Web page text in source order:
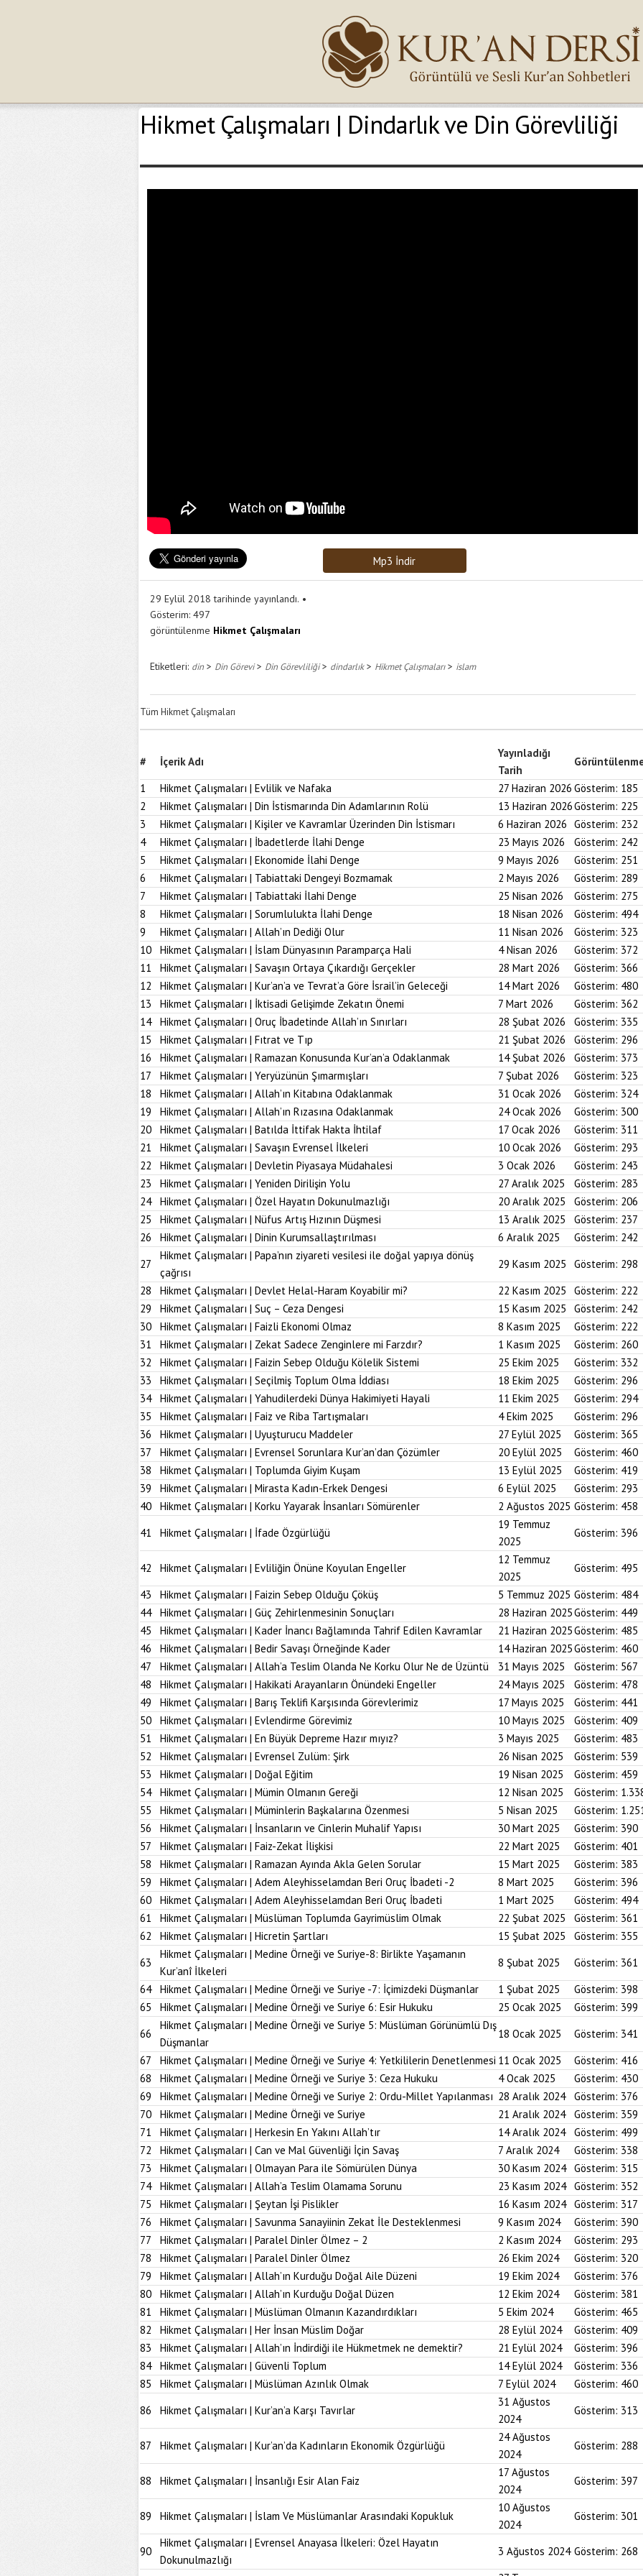
Hikmet Çalışmaları | Dindarlık ve Din Görevliliği
Mp3 İndir
29 Eylül 2018 tarihinde yayınlandı.
Gösterim: 497
görüntülenme Hikmet Çalışmaları
Etiketleri: din > Din Görevi> Din Görevliliği> dindarlık> Hikmet Çalışmaları> islam
Tüm Hikmet Çalışmaları
# İçerik Adı
Yayınladığı
Tarih
1
Hikmet Çalışmaları | Evlilik ve Nafaka 27 Haziran 2026 Gösterim: 185
2
Hikmet Çalışmaları | Din İstismarında Din Adamlarının Rolü 13 Haziran 2026Gösterim: 225
3
Hikmet Çalışmaları | Kişiler ve Kavramlar Üzerinden Din İstismarı 6 Haziran 2026 Gösterim: 232
4
Hikmet Çalışmaları | İbadetlerde İlahi Denge 23 Mayıs 2026 Gösterim: 242
5
Hikmet Çalışmaları | Ekonomide İlahi Denge 9 Mayıs 2026 Gösterim: 251
6
Hikmet Çalışmaları | Tabiattaki Dengeyi Bozmamak 2 Mayıs 2026 Gösterim: 289
7
Hikmet Çalışmaları | Tabiattaki İlahi Denge 25 Nisan 2026 Gösterim: 275
8
Hikmet Çalışmaları | Sorumlulukta İlahi Denge 18 Nisan 2026 Gösterim: 494
9
Hikmet Çalışmaları | Allah’ın Dediği Olur 11 Nisan 2026 Gösterim: 323
10
Hikmet Çalışmaları | İslam Dünyasının Paramparça Hali 4 Nisan 2026 Gösterim: 372
11
Hikmet Çalışmaları | Savaşın Ortaya Çıkardığı Gerçekler 28 Mart 2026 Gösterim: 366
12
Hikmet Çalışmaları | Kur’an’a ve Tevrat’a Göre İsrail’in Geleceği 14 Mart 2026 Gösterim: 480
13
Hikmet Çalışmaları | İktisadi Gelişimde Zekatın Önemi 7 Mart 2026 Gösterim: 362
14
Hikmet Çalışmaları | Oruç İbadetinde Allah’ın Sınırları 28 Şubat 2026 Gösterim: 335
15
Hikmet Çalışmaları | Fıtrat ve Tıp 21 Şubat 2026 Gösterim: 296
16
Hikmet Çalışmaları | Ramazan Konusunda Kur’an’a Odaklanmak 14 Şubat 2026 Gösterim: 373
17
Hikmet Çalışmaları | Yeryüzünün Şımarmışları 7 Şubat 2026 Gösterim: 323
18
Hikmet Çalışmaları | Allah’ın Kitabına Odaklanmak 31 Ocak 2026 Gösterim: 324
19
Hikmet Çalışmaları | Allah’ın Rızasına Odaklanmak 24 Ocak 2026 Gösterim: 300
20
Hikmet Çalışmaları | Batılda İttifak Hakta İhtilaf 17 Ocak 2026 Gösterim: 311
21
Hikmet Çalışmaları | Savaşın Evrensel İlkeleri 10 Ocak 2026 Gösterim: 293
22
Hikmet Çalışmaları | Devletin Piyasaya Müdahalesi 3 Ocak 2026 Gösterim: 243
23
Hikmet Çalışmaları | Yeniden Dirilişin Yolu 27 Aralık 2025 Gösterim: 283
24
Hikmet Çalışmaları | Özel Hayatın Dokunulmazlığı 20 Aralık 2025 Gösterim: 206
25
Hikmet Çalışmaları | Nüfus Artış Hızının Düşmesi 13 Aralık 2025 Gösterim: 237
26
Hikmet Çalışmaları | Dinin Kurumsallaştırılması 6 Aralık 2025 Gösterim: 242
27
Hikmet Çalışmaları | Papa’nın ziyareti vesilesi ile doğal yapıya dönüş
çağrısı
29 Kasım 2025 Gösterim: 298
28
Hikmet Çalışmaları | Devlet Helal-Haram Koyabilir mi? 22 Kasım 2025 Gösterim: 222
29
Hikmet Çalışmaları | Suç – Ceza Dengesi 15 Kasım 2025 Gösterim: 242
30
Hikmet Çalışmaları | Faizli Ekonomi Olmaz 8 Kasım 2025 Gösterim: 222
31
Hikmet Çalışmaları | Zekat Sadece Zenginlere mi Farzdır? 1 Kasım 2025 Gösterim: 260
32
Hikmet Çalışmaları | Faizin Sebep Olduğu Kölelik Sistemi 25 Ekim 2025 Gösterim: 332
33
Hikmet Çalışmaları | Seçilmiş Toplum Olma İddiası 18 Ekim 2025 Gösterim: 296
34
Hikmet Çalışmaları | Yahudilerdeki Dünya Hakimiyeti Hayali 11 Ekim 2025 Gösterim: 294
35
Hikmet Çalışmaları | Faiz ve Riba Tartışmaları 4 Ekim 2025 Gösterim: 296
36
Hikmet Çalışmaları | Uyuşturucu Maddeler 27 Eylül 2025 Gösterim: 365
37
Hikmet Çalışmaları | Evrensel Sorunlara Kur’an’dan Çözümler 20 Eylül 2025 Gösterim: 460
38
Hikmet Çalışmaları | Toplumda Giyim Kuşam 13 Eylül 2025 Gösterim: 419
39
Hikmet Çalışmaları | Mirasta Kadın-Erkek Dengesi 6 Eylül 2025 Gösterim: 293
40
Hikmet Çalışmaları | Korku Yayarak İnsanları Sömürenler 2 Ağustos 2025 Gösterim: 458
41
Hikmet Çalışmaları | İfade Özgürlüğü
19 Temmuz
2025
Gösterim: 396
42 Hikmet Çalışmaları | Evliliğin Önüne Koyulan Engeller
12 Temmuz
2025
Gösterim: 495
43
Hikmet Çalışmaları | Faizin Sebep Olduğu Çöküş 5 Temmuz 2025 Gösterim: 484
44
Hikmet Çalışmaları | Güç Zehirlenmesinin Sonuçları 28 Haziran 2025Gösterim: 449
45
Hikmet Çalışmaları | Kader İnancı Bağlamında Tahrif Edilen Kavramlar 21 Haziran 2025Gösterim: 485
46
Hikmet Çalışmaları | Bedir Savaşı Örneğinde Kader 14 Haziran 2025Gösterim: 460
47
Hikmet Çalışmaları | Allah’a Teslim Olanda Ne Korku Olur Ne de Üzüntü 31 Mayıs 2025 Gösterim: 567
48
Hikmet Çalışmaları | Hakikati Arayanların Önündeki Engeller 24 Mayıs 2025 Gösterim: 478
49
Hikmet Çalışmaları | Barış Teklifi Karşısında Görevlerimiz 17 Mayıs 2025 Gösterim: 441
50
Hikmet Çalışmaları | Evlendirme Görevimiz 10 Mayıs 2025 Gösterim: 409
51
Hikmet Çalışmaları | En Büyük Depreme Hazır mıyız? 3 Mayıs 2025 Gösterim: 483
52
Hikmet Çalışmaları | Evrensel Zulüm: Şirk 26 Nisan 2025 Gösterim: 539
53
Hikmet Çalışmaları | Doğal Eğitim 19 Nisan 2025 Gösterim: 459
54
Hikmet Çalışmaları | Mümin Olmanın Gereği 12 Nisan 2025 Gösterim:
55
Hikmet Çalışmaları | Müminlerin Başkalarına Özenmesi 5 Nisan 2025 Gösterim:
56
Hikmet Çalışmaları | İnsanların ve Cinlerin Muhalif Yapısı 30 Mart 2025 Gösterim: 390
57
Hikmet Çalışmaları | Faiz-Zekat İlişkisi 22 Mart 2025 Gösterim: 401
58
Hikmet Çalışmaları | Ramazan Ayında Akla Gelen Sorular 15 Mart 2025 Gösterim: 383
59
Hikmet Çalışmaları | Adem Aleyhisselamdan Beri Oruç İbadeti -2 8 Mart 2025 Gösterim: 396
60
Hikmet Çalışmaları | Adem Aleyhisselamdan Beri Oruç İbadeti 1 Mart 2025 Gösterim: 494
61
Hikmet Çalışmaları | Müslüman Toplumda Gayrimüslim Olmak 22 Şubat 2025 Gösterim: 361
62
Hikmet Çalışmaları | Hicretin Şartları 15 Şubat 2025 Gösterim: 355
63
Hikmet Çalışmaları | Medine Örneği ve Suriye-8: Birlikte Yaşamanın
Kur’anî İlkeleri
8 Şubat 2025 Gösterim: 361
64
Hikmet Çalışmaları | Medine Örneği ve Suriye -7: İçimizdeki Düşmanlar 1 Şubat 2025 Gösterim: 398
65
Hikmet Çalışmaları | Medine Örneği ve Suriye 6: Esir Hukuku 25 Ocak 2025 Gösterim: 399
66
Hikmet Çalışmaları | Medine Örneği ve Suriye 5: Müslüman Görünümlü Dış
Düşmanlar
18 Ocak 2025 Gösterim: 341
67
Hikmet Çalışmaları | Medine Örneği ve Suriye 4: Yetkililerin Denetlenmesi 11 Ocak 2025 Gösterim: 416
68
Hikmet Çalışmaları | Medine Örneği ve Suriye 3: Ceza Hukuku 4 Ocak 2025 Gösterim: 430
69
Hikmet Çalışmaları | Medine Örneği ve Suriye 2: Ordu-Millet Yapılanması 28 Aralık 2024 Gösterim: 376
70
Hikmet Çalışmaları | Medine Örneği ve Suriye 21 Aralık 2024 Gösterim: 359
71
Hikmet Çalışmaları | Herkesin En Yakını Allah’tır 14 Aralık 2024 Gösterim: 499
72
Hikmet Çalışmaları | Can ve Mal Güvenliği İçin Savaş 7 Aralık 2024 Gösterim: 338
73
Hikmet Çalışmaları | Olmayan Para ile Sömürülen Dünya 30 Kasım 2024 Gösterim: 315
74
Hikmet Çalışmaları | Allah’a Teslim Olamama Sorunu 23 Kasım 2024 Gösterim: 352
75
Hikmet Çalışmaları | Şeytan İşi Pislikler 16 Kasım 2024 Gösterim: 317
76
Hikmet Çalışmaları | Savunma Sanayiinin Zekat İle Desteklenmesi 9 Kasım 2024 Gösterim: 390
77
Hikmet Çalışmaları | Paralel Dinler Ölmez – 2 2 Kasım 2024 Gösterim: 293
78
Hikmet Çalışmaları | Paralel Dinler Ölmez 26 Ekim 2024 Gösterim: 320
79
Hikmet Çalışmaları | Allah’ın Kurduğu Doğal Aile Düzeni 19 Ekim 2024 Gösterim: 376
80
Hikmet Çalışmaları | Allah’ın Kurduğu Doğal Düzen 12 Ekim 2024 Gösterim: 381
81
Hikmet Çalışmaları | Müslüman Olmanın Kazandırdıkları 5 Ekim 2024 Gösterim: 465
82
Hikmet Çalışmaları | Her İnsan Müslim Doğar 28 Eylül 2024 Gösterim: 409
83
Hikmet Çalışmaları | Allah’ın İndirdiği ile Hükmetmek ne demektir? 21 Eylül 2024 Gösterim: 396
84
Hikmet Çalışmaları | Güvenli Toplum 14 Eylül 2024 Gösterim: 336
85
Hikmet Çalışmaları | Müslüman Azınlık Olmak 7 Eylül 2024 Gösterim: 460
86
Hikmet Çalışmaları | Kur’an’a Karşı Tavırlar
31 Ağustos
2024
Gösterim: 313
87 Hikmet Çalışmaları | Kur’an’da Kadınların Ekonomik Özgürlüğü
24 Ağustos
2024
Gösterim: 288
88 Hikmet Çalışmaları | İnsanlığı Esir Alan Faiz
17 Ağustos
2024
Gösterim: 397
89 Hikmet Çalışmaları | İslam Ve Müslümanlar Arasındaki Kopukluk
10 Ağustos
2024
Gösterim: 301
90
Hikmet Çalışmaları | Evrensel Anayasa İlkeleri: Özel Hayatın
Dokunulmazlığı
3 Ağustos 2024 Gösterim: 268